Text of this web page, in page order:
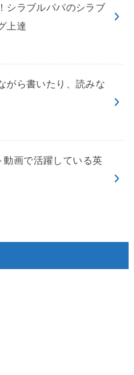
シラブルパパのシラブ
上達
がら書いたり、読みな
画で活躍している英